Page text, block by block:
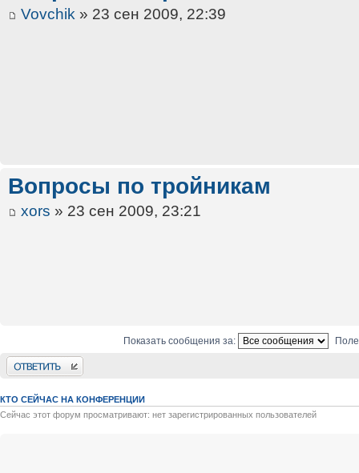
Vovchik » 23 сен 2009, 22:39
Вопросы по тройникам
xors » 23 сен 2009, 23:21
Показать сообщения за:
Ответить
КТО СЕЙЧАС НА КОНФЕРЕНЦИИ
Сейчас этот форум просматривают: нет зарегистрированных пользователей